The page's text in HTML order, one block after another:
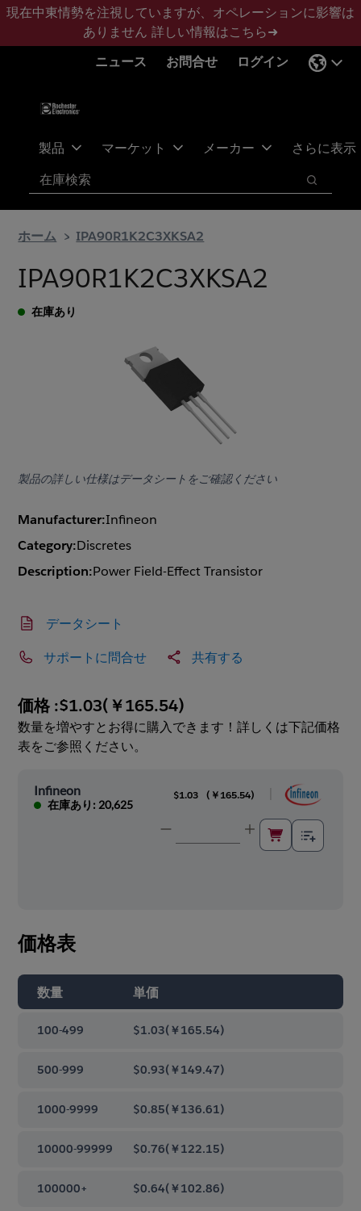
メ
ン
フ
タ
現在中東情勢を注視していますが、オペレーションに影響は
ありません 詳しい情報はこちら➜
ニュース
お問合せ ログイン
製品 マーケット メーカー さらに表示
検索
検索
ホーム IPA90R1K2C3XKSA2
IPA90R1K2C3XKSA2
在庫あり
製品の詳しい仕様はデータシートをご確認ください
Manufacturer:Infineon
Category:Discretes
Description:Power Field-Effect Transistor
データシート
サポートに問合せ 共有する
価格 :$1.03(￥165.54)
数量を増やすとお得に購入できます！詳しくは下記価格
表をご参照ください。
Infineon
在庫あり: 20,625
$1.03 ( ￥165.54)
価格表
数量 単価
100-499 $1.03(￥165.54)
500-999 $0.93(￥149.47)
1000-9999 $0.85(￥136.61)
10000-99999 $0.76(￥122.15)
100000+ $0.64(￥102.86)